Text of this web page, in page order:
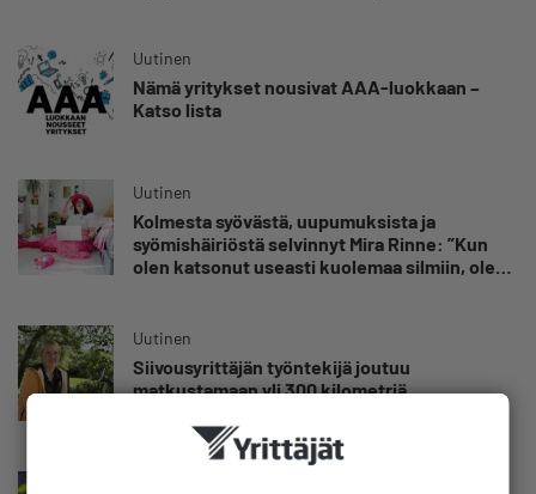
Uutinen
Nämä yritykset nousivat AAA-luokkaan –
Katso lista
Uutinen
Kolmesta syövästä, uupumuksista ja
syömishäiriöstä selvinnyt Mira Rinne: ”Kun
olen katsonut useasti kuolemaa silmiin, olen
Uutinen
Siivousyrittäjän työntekijä joutuu
matkustamaan yli 300 kilometriä